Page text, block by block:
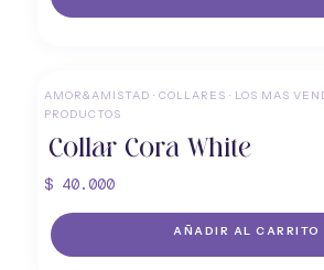
AMOR&AMISTAD · COLLARES · LOS MAS
PRODUCTOS
Collar Cora White
$ 40.000
AÑADIR AL CARRITO